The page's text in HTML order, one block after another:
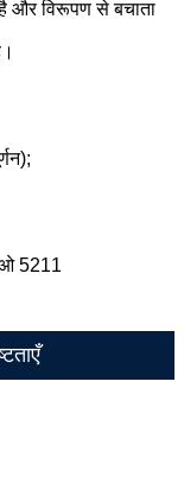
और विरूपण से बचाता
5211